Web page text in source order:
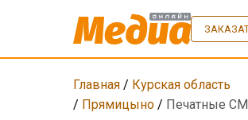
Главная / Курская область
/ Прямицыно / Печатные